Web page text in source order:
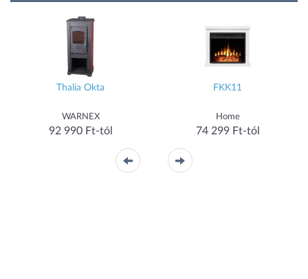
Thalia Okta
WARNEX
92 990 Ft-tól
FKK11
Home
74 299 Ft-tól